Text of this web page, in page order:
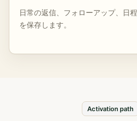
日常の返信、フォローアップ、日
を保存します。
Activation path